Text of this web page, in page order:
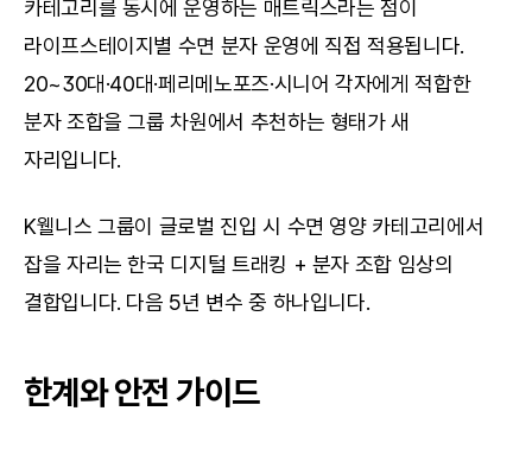
카테고리를 동시에 운영하는 매트릭스라는 점이
라이프스테이지별 수면 분자 운영에 직접 적용됩니다.
20~30대·40대·페리메노포즈·시니어 각자에게 적합한
분자 조합을 그룹 차원에서 추천하는 형태가 새
자리입니다.
K웰니스 그룹이 글로벌 진입 시 수면 영양 카테고리에서
잡을 자리는 한국 디지털 트래킹 + 분자 조합 임상의
결합입니다. 다음 5년 변수 중 하나입니다.
한계와 안전 가이드